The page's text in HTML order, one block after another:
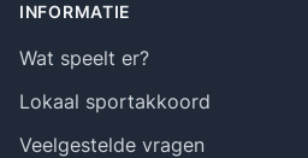
INFORMATIE
Wat speelt er?
Lokaal sportakkoord
Veelgestelde vragen